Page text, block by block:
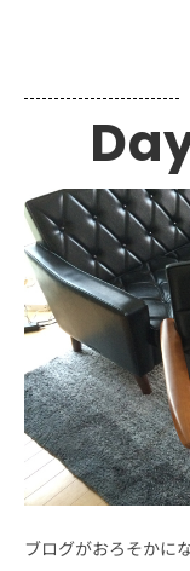
ブログがおろそかに